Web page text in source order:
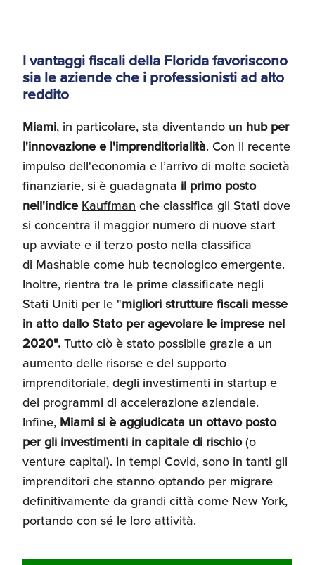
l vantaggi fiscali della Florida favoriscono
sia le aziende che i professionisti ad alto
reddito
Miami, in particolare, sta diventando un hub per
l'innovazione e l'imprenditorialità. Con il recente
impulso dell'economia e l’arrivo di molte società
finanziarie, si è guadagnata il primo posto
nell'indice Kauffman che classifica gli Stati dove
si concentra il maggior numero di nuove start
up avviate e il terzo posto nella classifica
di Mashable come hub tecnologico emergente.
Inoltre, rientra tra le prime classificate negli
Stati Uniti per le "migliori strutture fiscali messe
in atto dallo Stato per agevolare le imprese nel
2020".Tutto ciò è stato possibile grazie a un
aumento delle risorse e del supporto
imprenditoriale, degli investimenti in startup e
dei programmi di accelerazione aziendale.
Infine, Miami si è aggiudicata un ottavo posto
per gli investimenti in capitale di rischio(o
venture capital). In tempi Covid, sono in tanti gli
imprenditori che stanno optando per migrare
definitivamente da grandi città come New York,
portando con sé le loro attività.